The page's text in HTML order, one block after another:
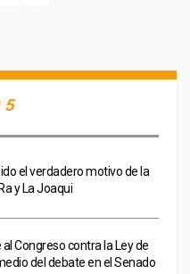
5
el verdadero motivo de la
y La Joaqui
Congreso contra la Ley de
del debate en el Senado